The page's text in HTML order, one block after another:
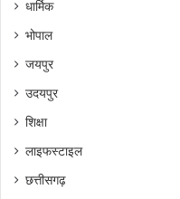
धार्मिक
भोपाल
जयपुर
उदयपुर
शिक्षा
लाइफस्टाइल
छत्तीसगढ़